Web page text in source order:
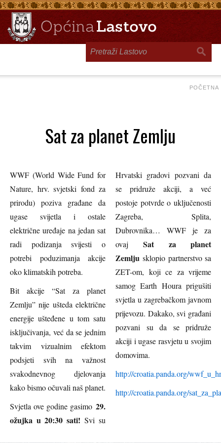
POČETNA
Sat za planet Zemlju
WWF (World Wide Fund for
Nature, hrv. svjetski fond za
prirodu) poziva građane da
ugase svijetla i ostale
električne uređaje na jedan sat
radi podizanja svijesti o
potrebi poduzimanja akcije
oko klimatskih potreba.
Bit akcije “Sat za planet
Zemlju” nije ušteda električne
energije ušteđene u tom satu
isključivanja, već da se jednim
takvim vizualnim efektom
podsjeti svih na važnost
svakodnevnog djelovanja
kako bismo očuvali naš planet.
Svjetla ove godine gasimo 29.
ožujka u 20:30 sati! Svi su
Hrvatski gradovi pozvani da
se pridruže akciji, a već
postoje potvrde o uključenosti
Zagreba, Splita,
Dubrovnika… WWF je za
ovaj Sat za planet
Zemlju sklopio partnerstvo sa
ZET-om, koji ce za vrijeme
samog Earth Houra prigušiti
svjetla u zagrebačkom javnom
prijevozu. Dakako, svi građani
pozvani su da se pridruže
akciji i ugase rasvjetu u svojim
domovima.
http://croatia.panda.org/
http://croatia.panda.org/